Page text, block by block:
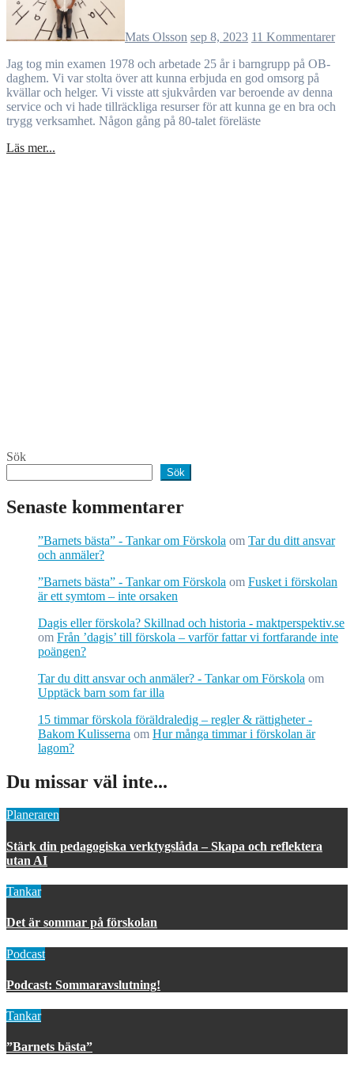
Mats Olsson sep 8, 2023 11 Kommentarer
Jag tog min examen 1978 och arbetade 25 år i barngrupp på OB-
daghem. Vi var stolta över att kunna erbjuda en god omsorg på
kvällar och helger. Vi visste att sjukvården var beroende av denna
service och vi hade tillräckliga resurser för att kunna ge en bra och
trygg verksamhet. Någon gång på 80-talet föreläste
Läs mer...
Sök
Sök
Senaste kommentarer
”Barnets bästa” - Tankar om Förskola om Tar du ditt ansvar
och anmäler?
”Barnets bästa” - Tankar om Förskola om Fusket i förskolan
är ett symtom – inte orsaken
Dagis eller förskola? Skillnad och historia - maktperspektiv.se
om Från ’dagis’ till förskola – varför fattar vi fortfarande inte
poängen?
Tar du ditt ansvar och anmäler? - Tankar om Förskola om
Upptäck barn som far illa
15 timmar förskola föräldraledig – regler & rättigheter -
Bakom Kulisserna om Hur många timmar i förskolan är
lagom?
Du missar väl inte...
Planeraren
Stärk din pedagogiska verktygslåda – Skapa och reflektera
utan AI
Tankar
Det är sommar på förskolan
Podcast
Podcast: Sommaravslutning!
Tankar
”Barnets bästa”